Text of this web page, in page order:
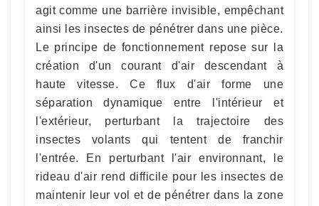
agit comme une barrière invisible, empêchant
ainsi les insectes de pénétrer dans une pièce.
Le principe de fonctionnement repose sur la
création d'un courant d'air descendant à
haute vitesse. Ce flux d'air forme une
séparation dynamique entre l'intérieur et
l'extérieur, perturbant la trajectoire des
insectes volants qui tentent de franchir
l'entrée. En perturbant l'air environnant, le
rideau d'air rend difficile pour les insectes de
maintenir leur vol et de pénétrer dans la zone